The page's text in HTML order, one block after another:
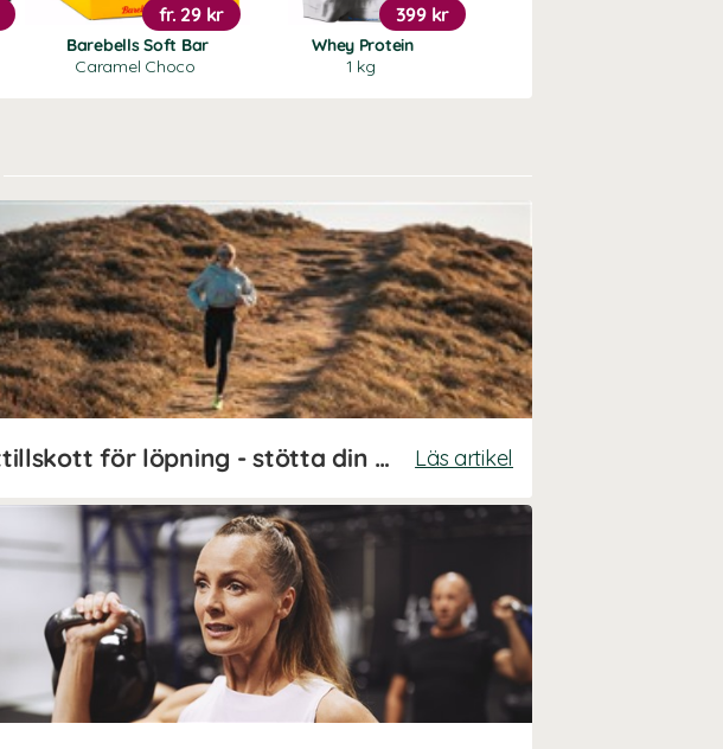
Barebells Soft Bar
Caramel Choco
fr. 29 kr
Whey Protein
1 kg
399 kr
Kosttillskott för löpning - stötta din prestation och återhämtning! Läs artikel